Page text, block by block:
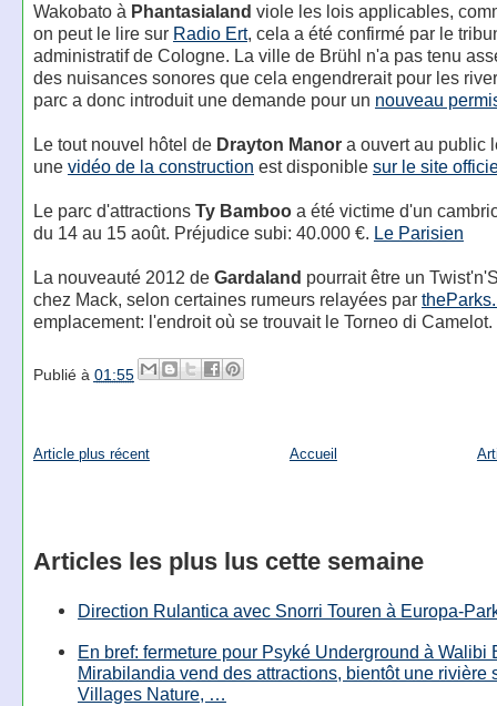
Wakobato à Phantasialand viole les lois applicables,
on peut le lire sur Radio Ert, cela a été confirmé par le
administratif de Cologne. La ville de Brühl n'a pas tenu
des nuisances sonores que cela engendrerait pour les
parc a donc introduit une demande pour un nouveau
Le tout nouvel hôtel de Drayton Manora ouvert au public
une vidéo de la construction est disponible sur le site
Le parc d'attractions Ty Bambooa été victime d'un
du 14 au 15 août. Préjudice subi: 40.000 €. Le Parisien
La nouveauté 2012 de Gardaland pourrait être un
chez Mack, selon certaines rumeurs relayées par
emplacement: l'endroit où se trouvait le Torneo di Camelot.
Publié à 01:55
Article plus récent Accueil
Articles les plus lus cette semaine
Direction Rulantica avec Snorri Touren à Europa-
En bref: fermeture pour Psyké Underground à Walibi
Mirabilandia vend des attractions, bientôt une rivière
Villages Nature, …